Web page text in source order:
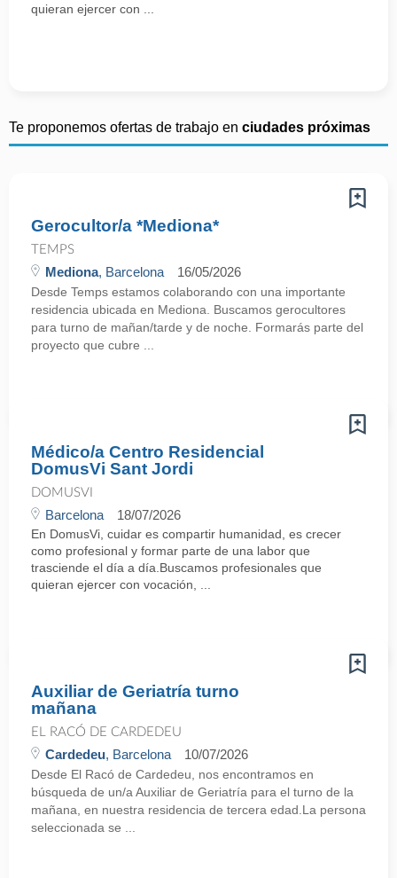
quieran ejercer con ...
Te proponemos ofertas de trabajo en ciudades próximas
Gerocultor/a *Mediona*
TEMPS
Mediona, Barcelona 16/05/2026
Desde Temps estamos colaborando con una importante
residencia ubicada en Mediona. Buscamos gerocultores
para turno de mañan/tarde y de noche. Formarás parte del
proyecto que cubre ...
Médico/a Centro Residencial
DomusVi Sant Jordi
DOMUSVI
Barcelona 18/07/2026
En DomusVi, cuidar es compartir humanidad, es crecer
como profesional y formar parte de una labor que
trasciende el día a día.Buscamos profesionales que
quieran ejercer con vocación, ...
Auxiliar de Geriatría turno
mañana
EL RACÓ DE CARDEDEU
Cardedeu, Barcelona 10/07/2026
Desde El Racó de Cardedeu, nos encontramos en
búsqueda de un/a Auxiliar de Geriatría para el turno de la
mañana, en nuestra residencia de tercera edad.La persona
seleccionada se ...